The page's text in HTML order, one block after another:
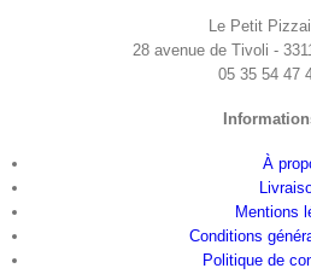
Le Petit
28 avenue de Tivoli -
05 35 54 47
À
Mentions
Conditions
Politique de